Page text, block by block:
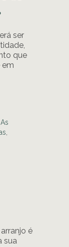
ser
que
em
As
é
sua